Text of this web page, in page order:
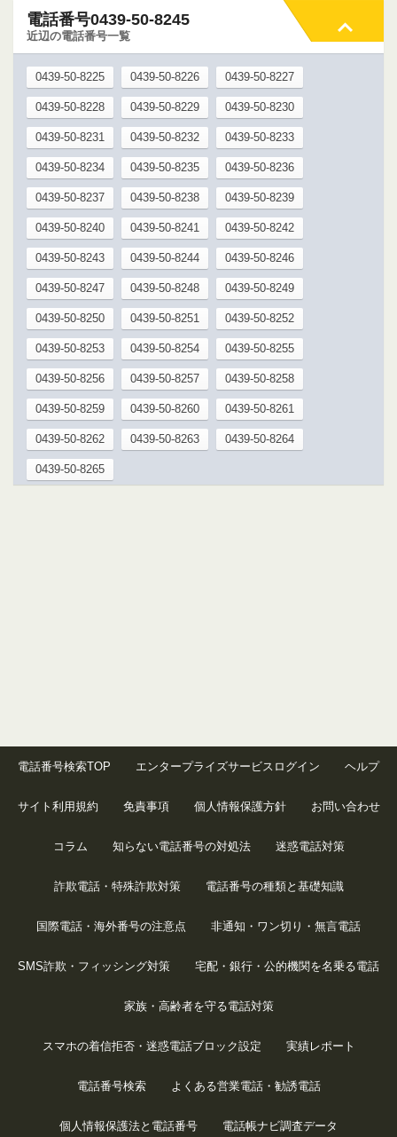
電話番号0439-50-8245
近辺の電話番号一覧
0439-50-8225 0439-50-8226 0439-50-8227
0439-50-8228 0439-50-8229 0439-50-8230
0439-50-8231 0439-50-8232 0439-50-8233
0439-50-8234 0439-50-8235 0439-50-8236
0439-50-8237 0439-50-8238 0439-50-8239
0439-50-8240 0439-50-8241 0439-50-8242
0439-50-8243 0439-50-8244 0439-50-8246
0439-50-8247 0439-50-8248 0439-50-8249
0439-50-8250 0439-50-8251 0439-50-8252
0439-50-8253 0439-50-8254 0439-50-8255
0439-50-8256 0439-50-8257 0439-50-8258
0439-50-8259 0439-50-8260 0439-50-8261
0439-50-8262 0439-50-8263 0439-50-8264
0439-50-8265
電話番号検索TOP エンタープライズサービスログイン ヘルプ
サイト利用規約 免責事項 個人情報保護方針 お問い合わせ
コラム 知らない電話番号の対処法 迷惑電話対策
詐欺電話・特殊詐欺対策 電話番号の種類と基礎知識
国際電話・海外番号の注意点 非通知・ワン切り・無言電話
SMS詐欺・フィッシング対策 宅配・銀行・公的機関を名乗る電話
家族・高齢者を守る電話対策
スマホの着信拒否・迷惑電話ブロック設定 実績レポート
電話番号検索 よくある営業電話・勧誘電話
個人情報保護法と電話番号 電話帳ナビ調査データ